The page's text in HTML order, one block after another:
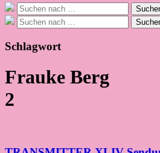
Suche
nach:
Suche
nach:
Schlagwort
Frauke Berg
2